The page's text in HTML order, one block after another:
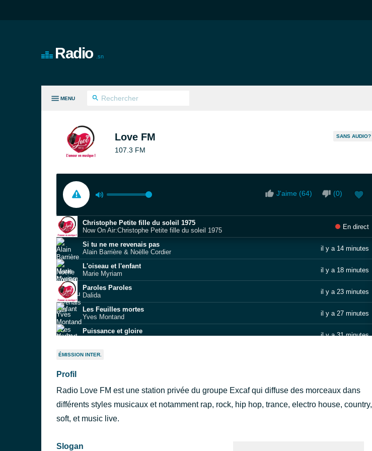
Radio .sn
MENU
Love FM
107.3 FM
SANS AUDIO?
J'aime (64) (0)
Christophe Petite fille du soleil 1975
Now On Air:Christophe Petite fille du soleil 1975
En direct
Si tu ne me revenais pas
Alain Barrière & Noëlle Cordier
il y a 14 minutes
L'oiseau et l'enfant
Marie Myriam
il y a 18 minutes
Paroles Paroles
Dalida
il y a 23 minutes
Les Feuilles mortes
Yves Montand
il y a 27 minutes
Puissance et gloire
il y a 31 minutes
Quand est‐ce que je t’ai perdue
C. Jérôme
Comme j'ai toujours envie d'aimer
ÉMISSION INTER.
Profil
Radio Love FM est une station privée du groupe Excaf qui diffuse des morceaux dans
différents styles musicaux et notamment rap, rock, hip hop, trance, electro house, country,
soft, et music live.
Slogan